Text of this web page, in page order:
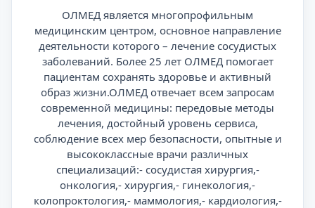
ОЛМЕД является многопрофильным
медицинским центром, основное направление
деятельности которого – лечение сосудистых
заболеваний. Более 25 лет ОЛМЕД помогает
пациентам сохранять здоровье и активный
образ жизни.ОЛМЕД отвечает всем запросам
современной медицины: передовые методы
лечения, достойный уровень сервиса,
соблюдение всех мер безопасности, опытные и
высококлассные врачи различных
специализаций:- сосудистая хирургия,-
онкология,- хирургия,- гинекология,-
колопроктология,- маммология,- кардиология,-